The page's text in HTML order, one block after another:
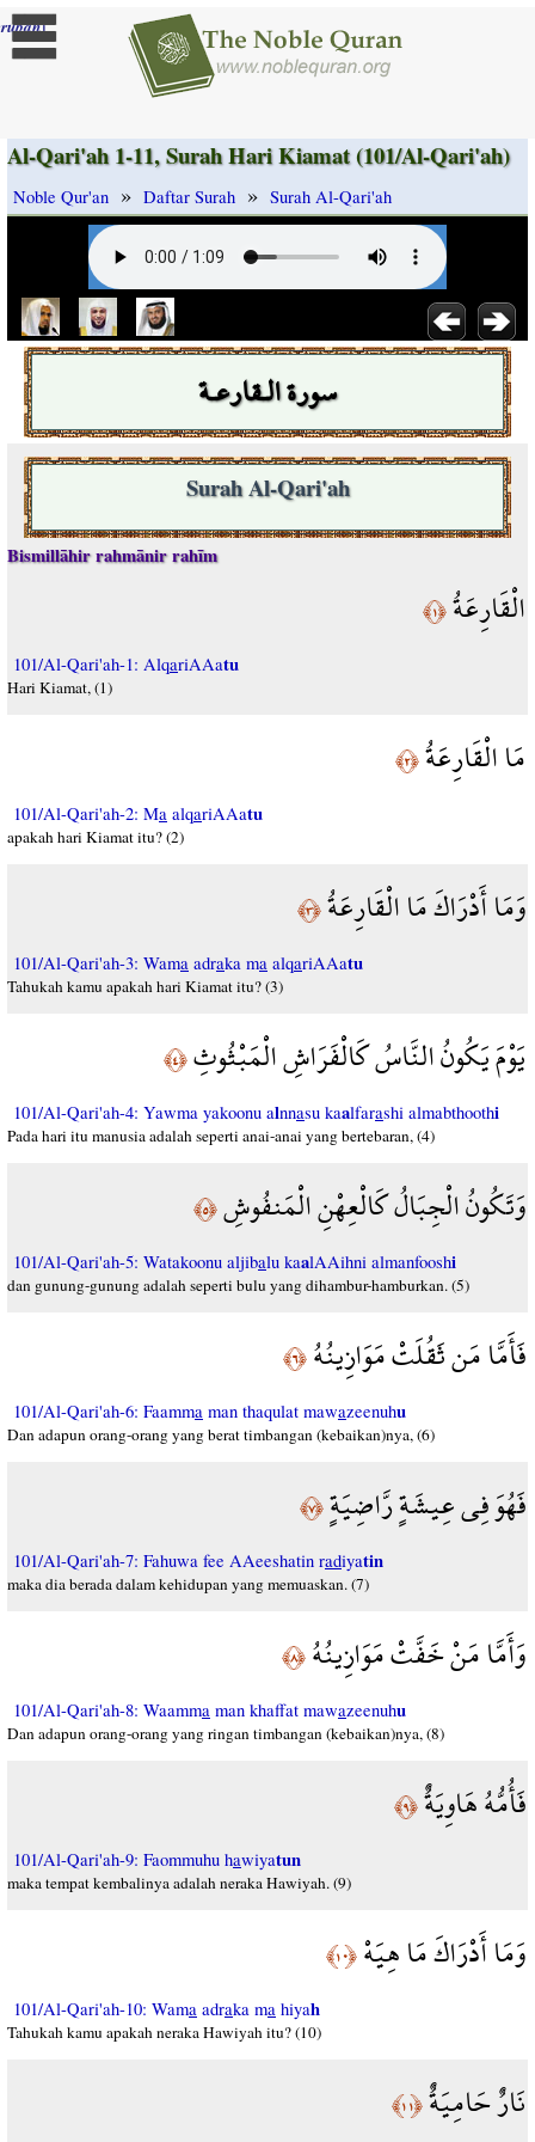
]
Al-Qari'ah 1-11, Surah Hari Kiamat (101/Al-Qari'ah)
Noble Qur'an » Daftar Surah » Surah Al-Qari'ah
سورة الـقارعـة
Surah Al-Qari'ah
Bismillāhir rahmānir rahīm
الْقَارِعَةُ﴿١﴾
101/Al-Qari'ah-1: AlqariAAatu
Hari Kiamat, (1)
مَا الْقَارِعَةُ﴿٢﴾
101/Al-Qari'ah-2: Ma alqariAAatu
apakah hari Kiamat itu? (2)
وَمَا أَدْرَاكَ مَا الْقَارِعَةُ﴿٣﴾
101/Al-Qari'ah-3: Wama adraka ma alqariAAatu
Tahukah kamu apakah hari Kiamat itu? (3)
يَوْمَ يَكُونُ النَّاسُ كَالْفَرَاشِ الْمَبْثُوثِ﴿٤﴾
101/Al-Qari'ah-4: Yawma yakoonu alnnasu kaalfarashi almabthoothi
Pada hari itu manusia adalah seperti anai-anai yang bertebaran, (4)
وَتَكُونُ الْجِبَالُ كَالْعِهْنِ الْمَنفُوشِ﴿٥﴾
101/Al-Qari'ah-5: Watakoonu aljibalu kaalAAihni almanfooshi
dan gunung-gunung adalah seperti bulu yang dihambur-hamburkan. (5)
فَأَمَّا مَن ثَقُلَتْ مَوَازِينُهُ﴿٦﴾
101/Al-Qari'ah-6: Faamma man thaqulat mawazeenuhu
Dan adapun orang-orang yang berat timbangan (kebaikan)nya, (6)
فَهُوَ فِي عِيشَةٍ رَّاضِيَةٍ﴿٧﴾
101/Al-Qari'ah-7: Fahuwa fee AAeeshatin radiyatin
maka dia berada dalam kehidupan yang memuaskan. (7)
وَأَمَّا مَنْ خَفَّتْ مَوَازِينُهُ﴿٨﴾
101/Al-Qari'ah-8: Waamma man khaffat mawazeenuhu
Dan adapun orang-orang yang ringan timbangan (kebaikan)nya, (8)
فَأُمُّهُ هَاوِيَةٌ﴿٩﴾
101/Al-Qari'ah-9: Faommuhu hawiyatun
maka tempat kembalinya adalah neraka Hawiyah. (9)
وَمَا أَدْرَاكَ مَا هِيَهْ﴿١٠﴾
101/Al-Qari'ah-10: Wama adraka ma hiyah
Tahukah kamu apakah neraka Hawiyah itu? (10)
نَارٌ حَامِيَةٌ﴿١١﴾